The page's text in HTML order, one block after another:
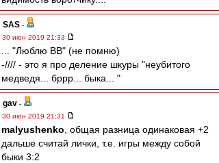
SAS -
30 июн 2019 21:33
... "Люблю ВВ" (не помню)
-//// - это я про деление шкуры "неубитого
медведя... бррр... быка... "
gav -
30 июн 2019 21:31
malyushenko , общая разница одинаковая +2
дальше считай лички, т.е. игры между собой
быки 3:2